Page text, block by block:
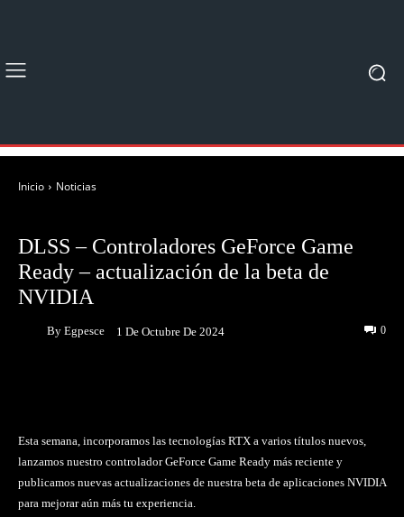
Inicio Noticias
DLSS – Controladores GeForce Game
Ready – actualización de la beta de
NVIDIA
By Egpesce 1 De Octubre De 2024 0
Esta semana, incorporamos las tecnologías RTX a varios títulos nuevos,
lanzamos nuestro controlador GeForce Game Ready más reciente y
publicamos nuevas actualizaciones de nuestra beta de aplicaciones NVIDIA
para mejorar aún más tu experiencia.